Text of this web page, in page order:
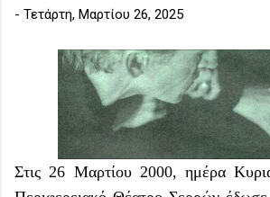
- Τετάρτη, Μαρτίου 26, 2025
Στις 26 Μαρτίου 2000, ημέρα